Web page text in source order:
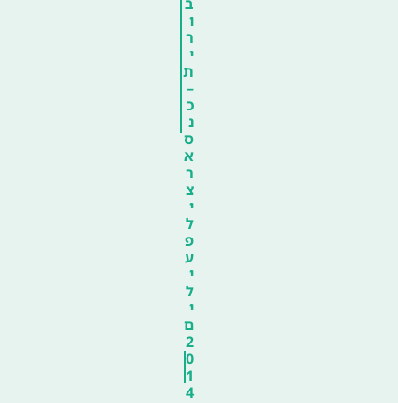
ו
ר
י
ת
–
כ
נ
ס
א
ר
צ
י
ל
פ
ע
י
ל
י
ם
2
0
1
4